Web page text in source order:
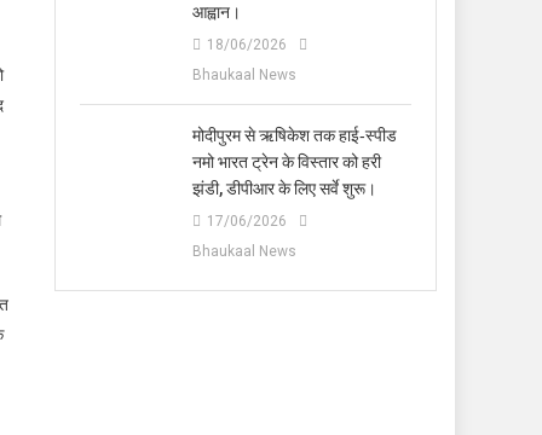
आह्वान।
18/06/2026
Bhaukaal News
मोदीपुरम से ऋषिकेश तक हाई‑स्पीड
नमो भारत ट्रेन के विस्तार को हरी
झंडी, डीपीआर के लिए सर्वे शुरू।
17/06/2026
Bhaukaal News